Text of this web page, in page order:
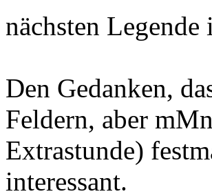
nächsten
Den Gedanken,
Feldern, aber
Extrastunde)
interessant.